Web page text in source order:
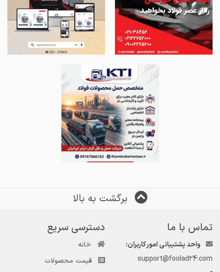
برگشت به بالا
تماس با ما
واحد پشتیبانی امور کاربران:
support@foolad24.com
دسترسی سریع
خانه
قیمت محصولات